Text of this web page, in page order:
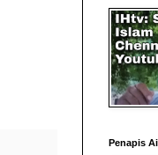
Penapis